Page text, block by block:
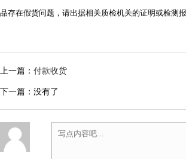
品存在假货问题，请出据相关质检机关的证明或检测
上一篇： 付款收货
下一篇：没有了